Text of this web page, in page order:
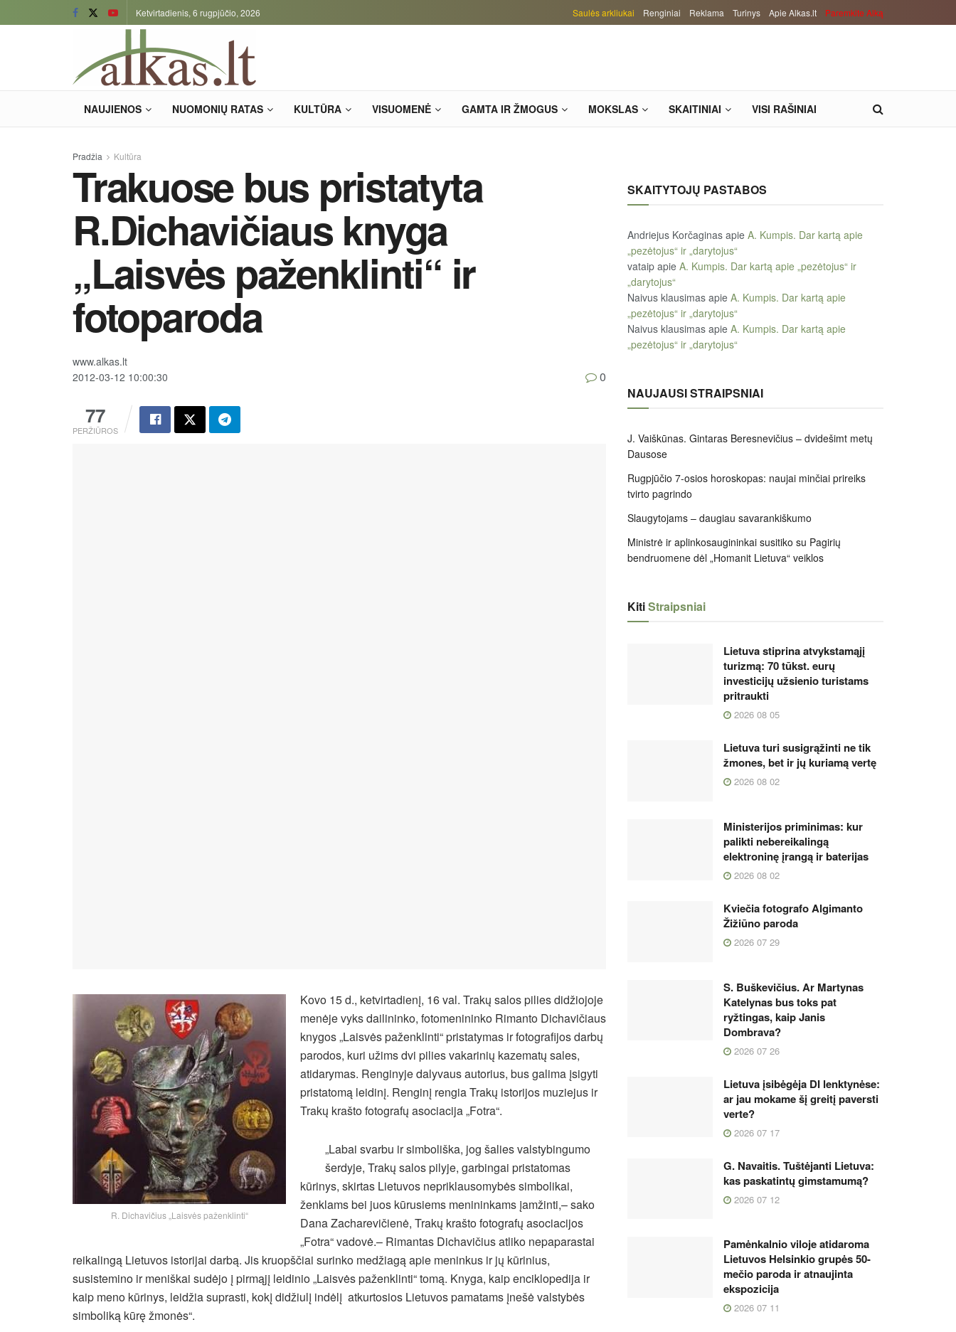
Ketvirtadienis, 6 rugpjūčio, 2026 Saulės arkliukai Renginiai Reklama Turinys Apie Alkas.lt Paremkite Alką
NAUJIENOS NUOMONIŲ RATAS KULTŪRA VISUOMENĖ GAMTA IR ŽMOGUS MOKSLAS SKAITINIAI VISI RAŠINIAI
Pradžia Kultūra
Trakuose bus pristatyta
R.Dichavičiaus knyga
„Laisvės paženklinti“ ir
fotoparoda
www.alkas.lt
2012-03-12 10:00:30
77
PERŽIŪROS
0
R. Dichavičius „Laisvės paženklinti“
Kovo 15 d., ketvirtadienį, 16 val. Trakų salos pilies didžiojoje
menėje vyks dailininko, fotomenininko Rimanto Dichavičiaus
knygos „Laisvės paženklinti“ pristatymas ir fotografijos darbų
parodos, kuri užims dvi pilies vakarinių kazematų sales,
atidarymas. Renginyje dalyvaus autorius, bus galima įsigyti
pristatomą leidinį. Renginį rengia Trakų istorijos muziejus ir
Trakų krašto fotografų asociacija „Fotra“.
„Labai svarbu ir simboliška, jog šalies valstybingumo
šerdyje, Trakų salos pilyje, garbingai pristatomas
kūrinys, skirtas Lietuvos nepriklausomybės simbolikai,
ženklams bei juos kūrusiems menininkams įamžinti,– sako
Dana Zacharevičienė, Trakų krašto fotografų asociacijos
„Fotra“ vadovė.– Rimantas Dichavičius atliko nepaparastai
reikalingą Lietuvos istorijai darbą. Jis kruopščiai surinko medžiagą apie meninkus ir jų kūrinius,
susistemino ir meniškai sudėjo į pirmąjį leidinio „Laisvės paženklinti“ tomą. Knyga, kaip enciklopedija ir
kaip meno kūrinys, leidžia suprasti, kokį didžiulį indėlį atkurtosios Lietuvos pamatams įnešė valstybės
simboliką kūrę žmonės“.
SKAITYTOJŲ PASTABOS
Andriejus Korčaginas apie A. Kumpis. Dar kartą apie
„pezėtojus“ ir „darytojus“
vataip apie A. Kumpis. Dar kartą apie „pezėtojus“ ir
„darytojus“
Naivus klausimas apie A. Kumpis. Dar kartą apie
„pezėtojus“ ir „darytojus“
Naivus klausimas apie A. Kumpis. Dar kartą apie
„pezėtojus“ ir „darytojus“
NAUJAUSI STRAIPSNIAI
J. Vaiškūnas. Gintaras Beresnevičius – dvidešimt metų
Dausose
Rugpjūčio 7-osios horoskopas: naujai minčiai prireiks
tvirto pagrindo
Slaugytojams – daugiau savarankiškumo
Ministrė ir aplinkosaugininkai susitiko su Pagirių
bendruomene dėl „Homanit Lietuva“ veiklos
KitiStraipsniai
Lietuva stiprina atvykstamąjį
turizmą: 70 tūkst. eurų
investicijų užsienio turistams
pritraukti
2026 08 05
Lietuva turi susigrąžinti ne tik
žmones, bet ir jų kuriamą vertę
2026 08 02
Ministerijos priminimas: kur
palikti nebereikalingą
elektroninę įrangą ir baterijas
2026 08 02
Kviečia fotografo Algimanto
Žižiūno paroda
2026 07 29
S. Buškevičius. Ar Martynas
Katelynas bus toks pat
ryžtingas, kaip Janis
Dombrava?
2026 07 26
Lietuva įsibėgėja DI lenktynėse:
ar jau mokame šį greitį paversti
verte?
2026 07 17
G. Navaitis. Tuštėjanti Lietuva:
kas paskatintų gimstamumą?
2026 07 12
Pamėnkalnio viloje atidaroma
Lietuvos Helsinkio grupės 50-
mečio paroda ir atnaujinta
ekspozicija
2026 07 11